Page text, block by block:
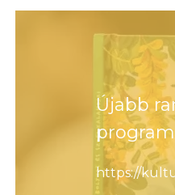
Újabb
program
https://